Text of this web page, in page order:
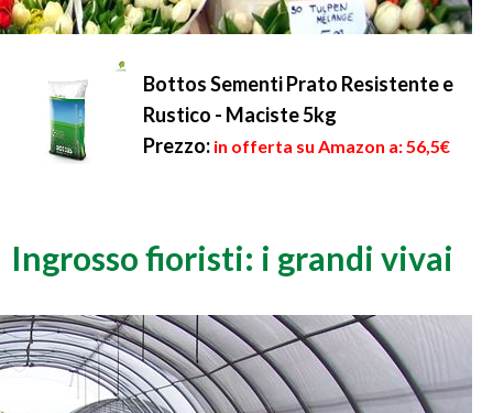
Bottos Sementi Prato Resistente e
Rustico - Maciste 5kg
Prezzo: in offerta su Amazon a: 56,5€
Ingrosso fioristi: i grandi vivai